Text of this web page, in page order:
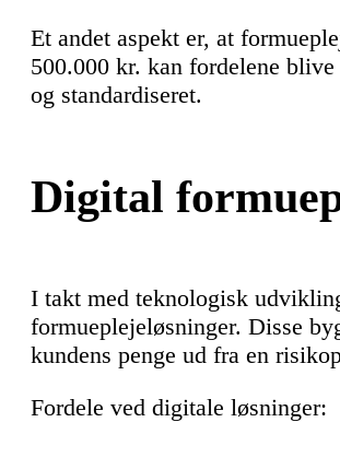
Et andet aspekt er, at
500.000 kr. kan fordelene
og standardiseret.
Digital
I takt med teknologisk
formueplejeløsninger. Disse
kundens penge ud fra en
Fordele ved digitale løsninger: